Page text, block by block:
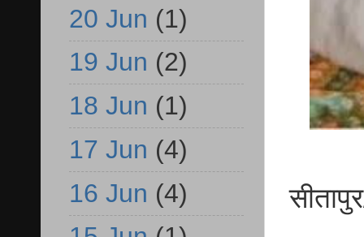
20 Jun (1)
19 Jun (2)
18 Jun (1)
17 Jun (4)
16 Jun (4)